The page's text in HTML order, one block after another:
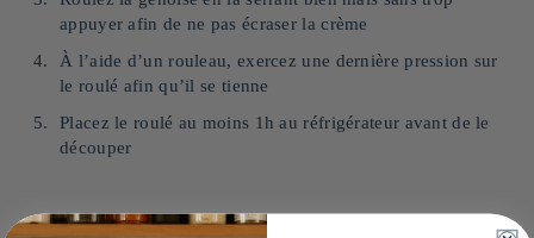
appuyer afin de ne pas écraser la crème
À l’aide d’un rouleau, exercez une dernière pression sur
le roulé afin qu’il se tienne
Placez le roulé au moins 1h au réfrigérateur avant de le
découper